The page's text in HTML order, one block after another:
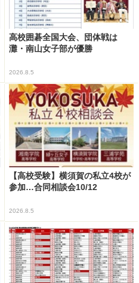
高校囲碁全国大会、団体戦は
灘・南山女子部が優勝
2026.8.5
【高校受験】横須賀の私立4校が
参加…合同相談会10/12
2026.8.5